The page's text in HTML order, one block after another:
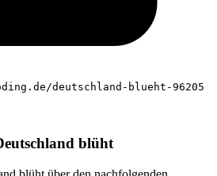
deutschland-blueht-96205
blüht